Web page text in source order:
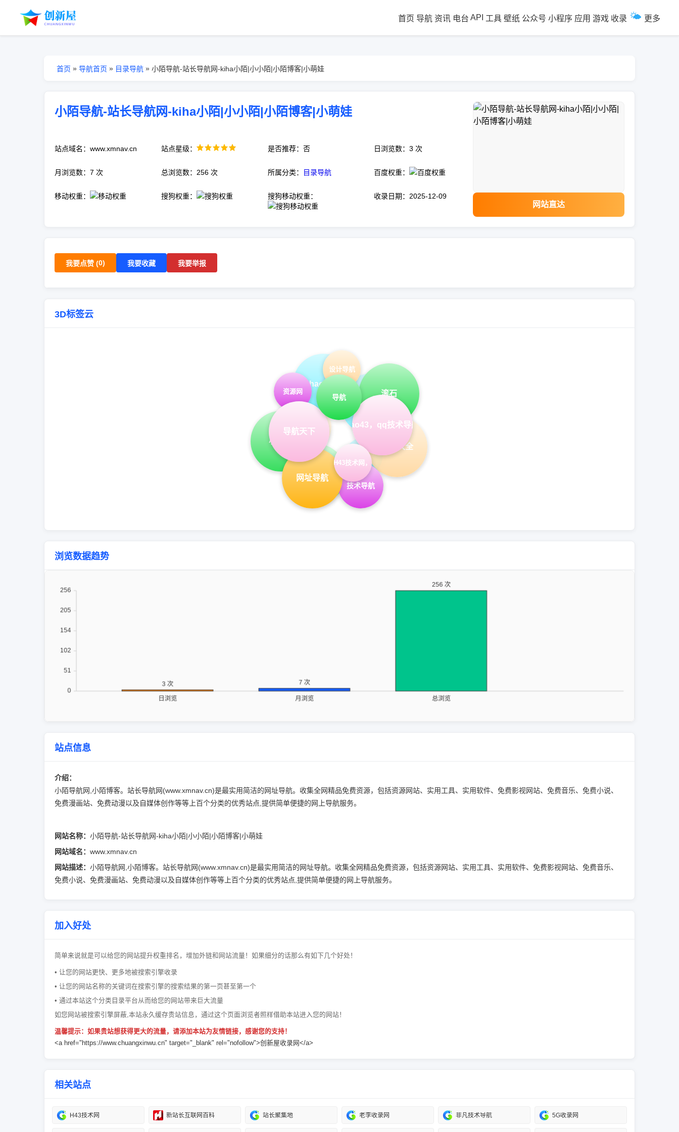
首页 导航 资讯 电台 API 工具 壁纸 公众号 小程序 应用 游戏 收录 🌤️ 更多
首页 » 导航首页 » 目录导航 » 小陌导航-站长导航网-kiha小陌|小小陌|小陌博客|小萌娃
小陌导航-站长导航网-kiha小陌|小小陌|小陌博客|小萌娃
站点域名：www.xmnav.cn 站点星级： 是否推荐：否 日浏览数：3 次
月浏览数：7 次 总浏览数：256 次 所属分类： 目录导航 百度权重：
移动权重： 搜狗权重： 搜狗移动权重： 收录日期：2025-12-09
网站直达
我要点赞 (0) 我要收藏 我要举报
3D标签云
hao43，H43技术网，在线工具
hao43，qq技术导航
导航
导航天下
网址导航
技术导航
网址大全
滚石
设计导航
资源网
小刀网
爱q生活网
qq技术
qq导航
hao123
qq业务乐园
浏览数据趋势
站点信息
介绍：
小陌导航网,小陌博客。站长导航网(www.xmnav.cn)是最实用简洁的网址导航。收集全网精品免费资源，包括资源网站、实用工具、实用软件、免费影视网站、免费音乐、免费小说、
免费漫画站、免费动漫以及自媒体创作等等上百个分类的优秀站点,提供简单便捷的网上导航服务。
网站名称： 小陌导航-站长导航网-kiha小陌|小小陌|小陌博客|小萌娃
网站域名： www.xmnav.cn
网站描述： 小陌导航网,小陌博客。站长导航网(www.xmnav.cn)是最实用简洁的网址导航。收集全网精品免费资源，包括资源网站、实用工具、实用软件、免费影视网站、免费音乐、
免费小说、免费漫画站、免费动漫以及自媒体创作等等上百个分类的优秀站点,提供简单便捷的网上导航服务。
加入好处
简单来说就是可以给您的网站提升权重排名，增加外链和网站流量！如果细分的话那么有如下几个好处！
• 让您的网站更快、更多地被搜索引擎收录
• 让您的网站名称的关键词在搜索引擎的搜索结果的第一页甚至第一个
• 通过本站这个分类目录平台从而给您的网站带来巨大流量
如您网站被搜索引擎屏蔽,本站永久缓存贵站信息，通过这个页面浏览者照样借助本站进入您的网站！
温馨提示：如果贵站想获得更大的流量，请添加本站为友情链接，感谢您的支持！
<a href="https://www.chuangxinwu.cn" target="_blank" rel="nofollow">创新屋收录网</a>
相关站点
H43技术网 新站长互联网百科 站长聚集地 老李收录网 非凡技术导航 5G收录网